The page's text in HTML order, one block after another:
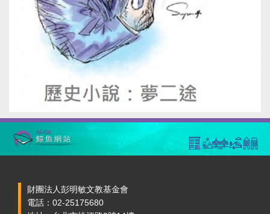
財團法人彭明敏文教基金會
電話：02-25175680